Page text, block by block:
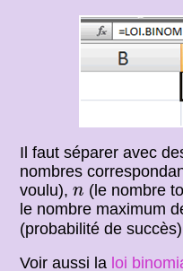
Il faut séparer avec
nombres
voulu),n
n (le nombre
le nombre maximum
(probabilité de
Voir aussi la loi